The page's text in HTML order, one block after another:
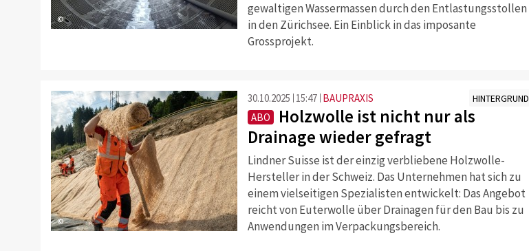
©
gewaltigen Wassermassen durch den Entlastungsstollen
in den Zürichsee. Ein Einblick in das imposante
Grossprojekt.
©
30.10.2025 15:47 BAUPRAXIS HINTERGRUND
ABO
Holzwolle ist nicht nur als
Drainage wieder gefragt
Lindner Suisse ist der einzig verbliebene Holzwolle-
Hersteller in der Schweiz. Das Unternehmen hat sich zu
einem vielseitigen Spezialisten entwickelt: Das Angebot
reicht von Euterwolle über Drainagen für den Bau bis zu
Anwendungen im Verpackungsbereich.